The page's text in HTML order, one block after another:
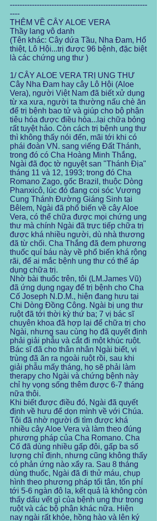
--------------------------------------------------------
----
THÊM VỀ CÂY ALOE VERA
Thầy lang vô danh
(Tên khác: Cây dứa Tầu, Nha Đam, Hổ
thiệt, Lô Hội...trị được 96 bệnh, đặc biệt
là các chứng ung thư )
1/ CÂY ALOE VERA TRỊ UNG THƯ
Cây Nha Đam hay cây Lô Hội (Aloe
Vera), người Việt Nam đã biết xử dụng
từ xa xưa, người ta thường nấu chè ăn
để trị bệnh bao tử và giúp cho bộ phận
tiêu hóa được điều hòa...lại chữa bỏng
rất tuyệt hảo. Còn cách trị bệnh ung thư
thì không thấy nói đến, mãi tới khi có
phái đoàn VN. sang viếng Đất Thánh,
trong đó có Cha Hoàng Minh Thắng,
Ngài đã đọc tờ nguyệt san "Thánh Địa"
tháng 11 và 12, 1993; trong đó Cha
Romano Zago, gốc Brazil, thuộc Dòng
Phanxicô, lúc đó đang coi sóc Vương
Cung Thánh Đường Giáng Sinh tại
Bêlem, Ngài đã phổ biến về cây Aloe
Vera, có thể chữa được mọi chứng ung
thư mà chính Ngài đã trực tiếp chữa trị
được khá nhiều người, dù nhà thương
đã từ chối. Cha Thắng đã đem phương
thuốc quí báu này về phổ biến khá rộng
rãi, để ai mắc bệnh ung thư có thể áp
dụng chữa trị.
Nhờ bài thuốc trên, tôi (LM.James Vũ)
đã ứng dụng ngay để trị bệnh cho Cha
Cố Joseph N.D.M., hiện đang hưu tại
Chi Dòng Đồng Công. Ngài bị ung thư
ruột đã tới thời kỳ thứ ba; 7 vị bác sĩ
chuyên khoa đã hợp lại để chữa trị cho
Ngài, nhưng sau cùng họ đã quyết định
phải giải phẫu và cắt đi một khúc ruột.
Bác sĩ đã cho thân nhân Ngài biết, vi
trùng đã ăn ra ngoài ruột rồi, sau khi
giải phẫu mấy tháng, họ sẽ phải làm
therapy cho Ngài và chứng bệnh này
chỉ hy vọng sống thêm được 6-7 tháng
nữa thôi.
Khi biết được điều đó, Ngài đã quyết
định về hưu để dọn mình về với Chúa.
Tôi đã nhờ người đi tìm được khá
nhiều cây Aloe Vera và làm theo đúng
phương pháp của Cha Romano. Cha
Cố đã dùng nhiều gấp đôi, gấp ba số
lượng chỉ định, nhưng cũng không thấy
có phản ứng nào xẩy ra. Sau 8 tháng
dùng thuốc, Ngài đã đi thử máu, chụp
hình theo phương pháp tối tân, tốn phí
tới 5-6 ngàn đô la, kết quả là không còn
thấy dấu vết gì của bệnh ung thư trong
ruột và các bộ phận khác nữa. Hiện
nay ngài rất khỏe, hồng hào và lên ký